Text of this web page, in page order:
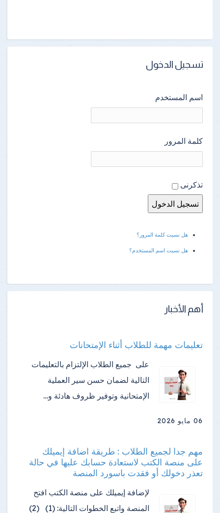
تسجيل الدخول
اسم المستخدم
كلمة المرور
تذكرنى
هل نسيت كلمة المرور؟
هل نسيت اسم المستخدم؟
أهم الأخبار
تعليمات مهمة للطلاب أثناء الإمتحانات
على جميع الطلاب الإلتزام بالتعليمات
التالية لضمان حسن سير العملية
الإمتحانية وتوفير ظروف هادئة و…
06 مايو 2026
مهم جدا لجميع الطلاب : طريقة اضافة إيميلك
على منصة الكتب لاستعادة حسابك عليها في حالة
تعذر دخولك أو فقدت باسورد المنصة
لإضافة إيميلك على منصة الكتب افتح
المنصة واتبع الخطوات التالية: (1) (2)